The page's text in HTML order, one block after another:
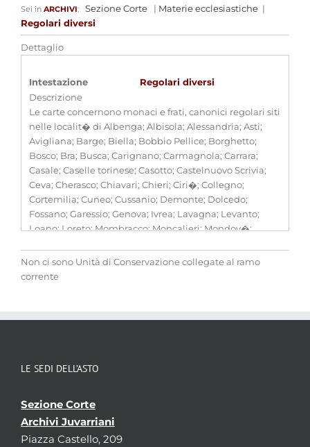
Sei in ARCHIVI: Sezione Corte | Materie ecclesiastiche |
Regolari diversi
Dettaglio
Intestazione
Regolari diversi
Descrizione
Le carte concernono monaci e frati, canonici regolari siti
nelle localit� di Albenga; Albisola; Alessandria; Asti;
Avigliana; Barge; Biella; Bobbio Pellice; Borghetto;
Bosco; Bra; Busca; Carignano; Carmagnola; Carrara;
Casale; Caselle torinese; Casotto; Castelnuovo Scrivia;
Ceva; Cherasco; Chiavari; Chieri; Ciri�; Collegno;
Cortemilia; Cuneo; Cussanio; Demonte; Dolcedo;
Fossano; Garessio; Genova; Ivrea; Lavagna; Levanto;
Loano; Loreto; Mombracco; Moncalieri; Mondov�;
Nervi; Novara; Ortonuovo; Pesio; Pinerolo; Portovenere;
Rivalta; Rivarolo canavese; Rivoli; Saluzzo; San Giuliano
cronologiche
440 di cui 435 bb., 1 f., 2 pacchi e 2 voll.
Qualifica
Non ci sono Unità di Conservazione collegate al ramo
corrente
LE SEDI DELL’ASTO
Sezione Corte
Archivi Juvarriani
Piazza Castello, 209